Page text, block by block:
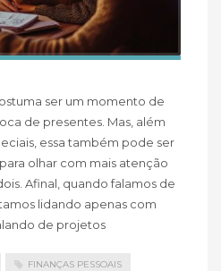
ser um momento de
de presentes. Mas, além
essa também pode ser
olhar com mais atenção
Afinal, quando falamos de
lidando apenas com
de projetos
FINANÇAS PESSOAIS